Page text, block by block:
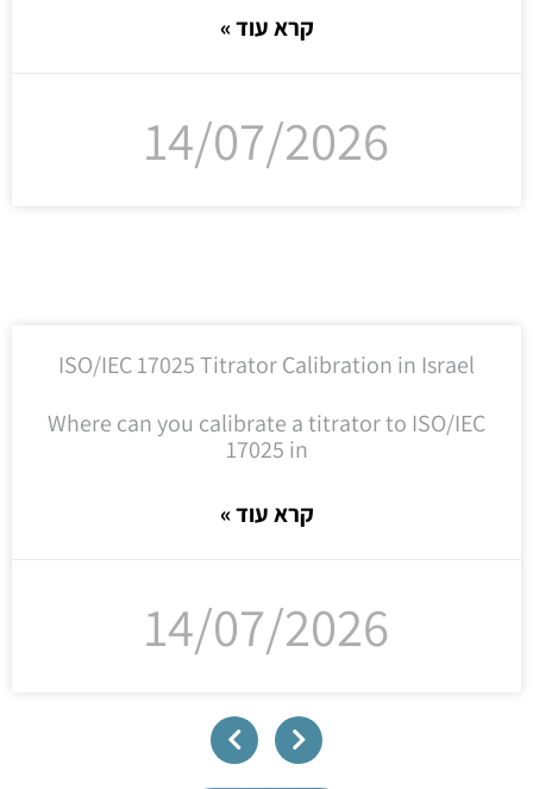
קרא עוד »
14/07/2026
ISO/IEC 17025 Titrator Calibration in Israel
Where can you calibrate a titrator to ISO/IEC
17025 in
קרא עוד »
14/07/2026